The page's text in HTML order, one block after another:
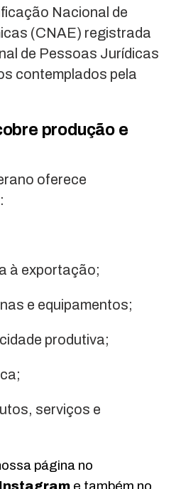
Nacional de
(CNAE) registrada
de Pessoas Jurídicas
contemplados pela
produção e
oferece
à exportação;
e equipamentos;
produtiva;
serviços e
página no
Instagrame também no